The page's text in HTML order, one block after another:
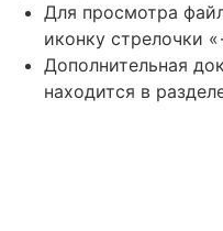
Для просмотра
иконку стрелочки
Дополнительная
находится в